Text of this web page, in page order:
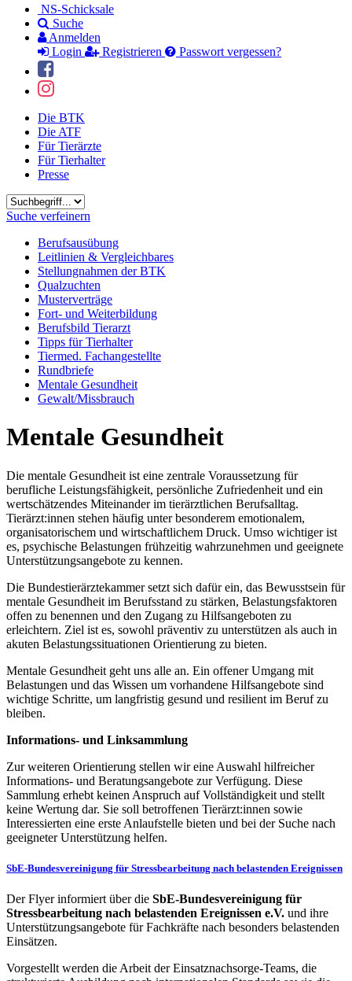
NS-Schicksale
Suche
Anmelden
Login
Registrieren Passwort vergessen?
Die BTK
Die ATF
Für Tierärzte
Für Tierhalter
Presse
Suchbegriff
Suche verfeinern
Berufsausübung
Leitlinien & Vergleichbares
Stellungnahmen der BTK
Qualzuchten
Musterverträge
Fort- und Weiterbildung
Berufsbild Tierarzt
Tipps für Tierhalter
Tiermed. Fachangestellte
Rundbriefe
Mentale Gesundheit
Gewalt/Missbrauch
Mentale Gesundheit
Die mentale Gesundheit ist eine zentrale Voraussetzung für
berufliche Leistungsfähigkeit, persönliche Zufriedenheit und ein
wertschätzendes Miteinander im tierärztlichen Berufsalltag.
Tierärzt:innen stehen häufig unter besonderem emotionalem,
organisatorischem und wirtschaftlichem Druck. Umso wichtiger ist
es, psychische Belastungen frühzeitig wahrzunehmen und geeignete
Unterstützungsangebote zu kennen.
Die Bundestierärztekammer setzt sich dafür ein, das Bewusstsein für
mentale Gesundheit im Berufsstand zu stärken, Belastungsfaktoren
offen zu benennen und den Zugang zu Hilfsangeboten zu
erleichtern. Ziel ist es, sowohl präventiv zu unterstützen als auch in
akuten Belastungssituationen Orientierung zu bieten.
Mentale Gesundheit geht uns alle an. Ein offener Umgang mit
Belastungen und das Wissen um vorhandene Hilfsangebote sind
wichtige Schritte, um langfristig gesund und resilient im Beruf zu
bleiben.
Informations- und Linksammlung
Zur weiteren Orientierung stellen wir eine Auswahl hilfreicher
Informations- und Beratungsangebote zur Verfügung. Diese
Sammlung erhebt keinen Anspruch auf Vollständigkeit und stellt
keine Wertung dar. Sie soll betroffenen Tierärzt:innen sowie
Interessierten eine erste Anlaufstelle bieten und bei der Suche nach
geeigneter Unterstützung helfen.
SbE-Bundesvereinigung für Stressbearbeitung nach belastenden Ereignissen
Der Flyer informiert über die SbE-Bundesvereinigung für
Stressbearbeitung nach belastenden Ereignissen e.V. und ihre
Unterstützungsangebote für Fachkräfte nach besonders belastenden
Einsätzen.
Vorgestellt werden die Arbeit der Einsatznachsorge-Teams, die